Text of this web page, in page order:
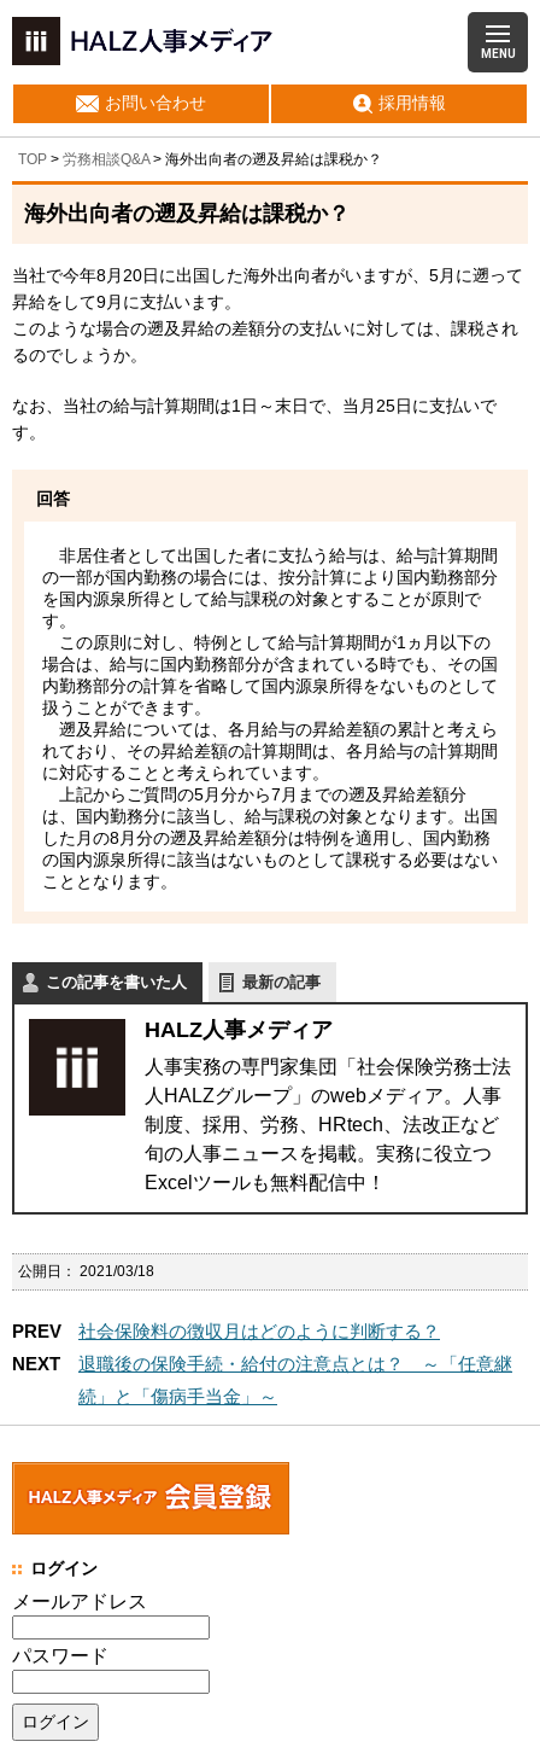
MENU
お問い合わせ 採用情報
TOP > 労務相談Q&A> 海外出向者の遡及昇給は課税か？
海外出向者の遡及昇給は課税か？
当社で今年8月20日に出国した海外出向者がいますが、5月に遡って
昇給をして9月に支払います。
このような場合の遡及昇給の差額分の支払いに対しては、課税され
るのでしょうか。
なお、当社の給与計算期間は1日～末日で、当月25日に支払いで
す。
回答
非居住者として出国した者に支払う給与は、給与計算期間
の一部が国内勤務の場合には、按分計算により国内勤務部分
を国内源泉所得として給与課税の対象とすることが原則で
す。
この原則に対し、特例として給与計算期間が1ヵ月以下の
場合は、給与に国内勤務部分が含まれている時でも、その国
内勤務部分の計算を省略して国内源泉所得をないものとして
扱うことができます。
遡及昇給については、各月給与の昇給差額の累計と考えら
れており、その昇給差額の計算期間は、各月給与の計算期間
に対応することと考えられています。
上記からご質問の5月分から7月までの遡及昇給差額分
は、国内勤務分に該当し、給与課税の対象となります。出国
した月の8月分の遡及昇給差額分は特例を適用し、国内勤務
の国内源泉所得に該当はないものとして課税する必要はない
こととなります。
この記事を書いた人 最新の記事
HALZ人事メディア
人事実務の専門家集団「社会保険労務士法
人HALZグループ」のwebメディア。人事
制度、採用、労務、HRtech、法改正など
旬の人事ニュースを掲載。実務に役立つ
Excelツールも無料配信中！
公開日： 2021/03/18
PREV
社会保険料の徴収月はどのように判断する？
NEXT
退職後の保険手続・給付の注意点とは？ ～「任意継
続」と「傷病手当金」～
ログイン
メールアドレス
パスワード